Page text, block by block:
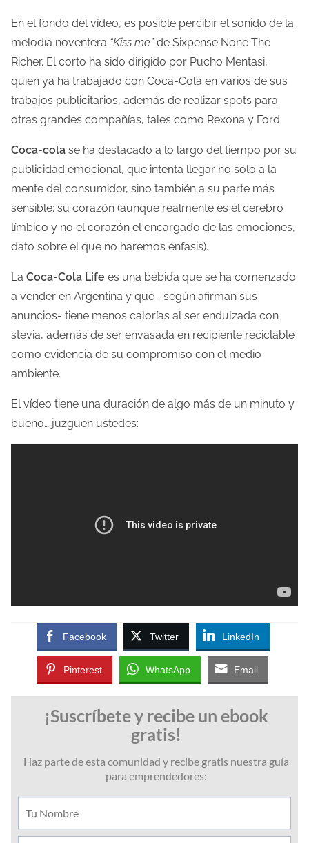
n
t
r
a
d
a
En el fondo del vídeo, es posible percibir el sonido de la
melodía noventera “Kiss me”de Sixpense None The
Richer. El corto ha sido dirigido por Pucho Mentasi,
quien ya ha trabajado con Coca-Cola en varios de sus
trabajos publicitarios, además de realizar spots para
otras grandes compañías, tales como Rexona y Ford.
Coca-cola se ha destacado a lo largo del tiempo por su
publicidad emocional, que intenta llegar no sólo a la
mente del consumidor, sino también a su parte más
sensible: su corazón (aunque realmente es el cerebro
límbico y no el corazón el encargado de las emociones,
dato sobre el que no haremos énfasis).
La Coca-Cola Life es una bebida que se ha comenzado
a vender en Argentina y que –según afirman sus
anuncios- tiene menos calorías al ser endulzada con
stevia, además de ser envasada en recipiente reciclable
como evidencia de su compromiso con el medio
ambiente.
El vídeo tiene una duración de algo más de un minuto y
bueno… juzguen ustedes:
Facebook Twitter LinkedIn
Pinterest WhatsApp Email